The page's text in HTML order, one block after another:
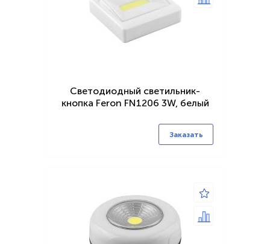
Светодиодный светильник-
кнопка Feron FN1206 3W, белый
Заказать